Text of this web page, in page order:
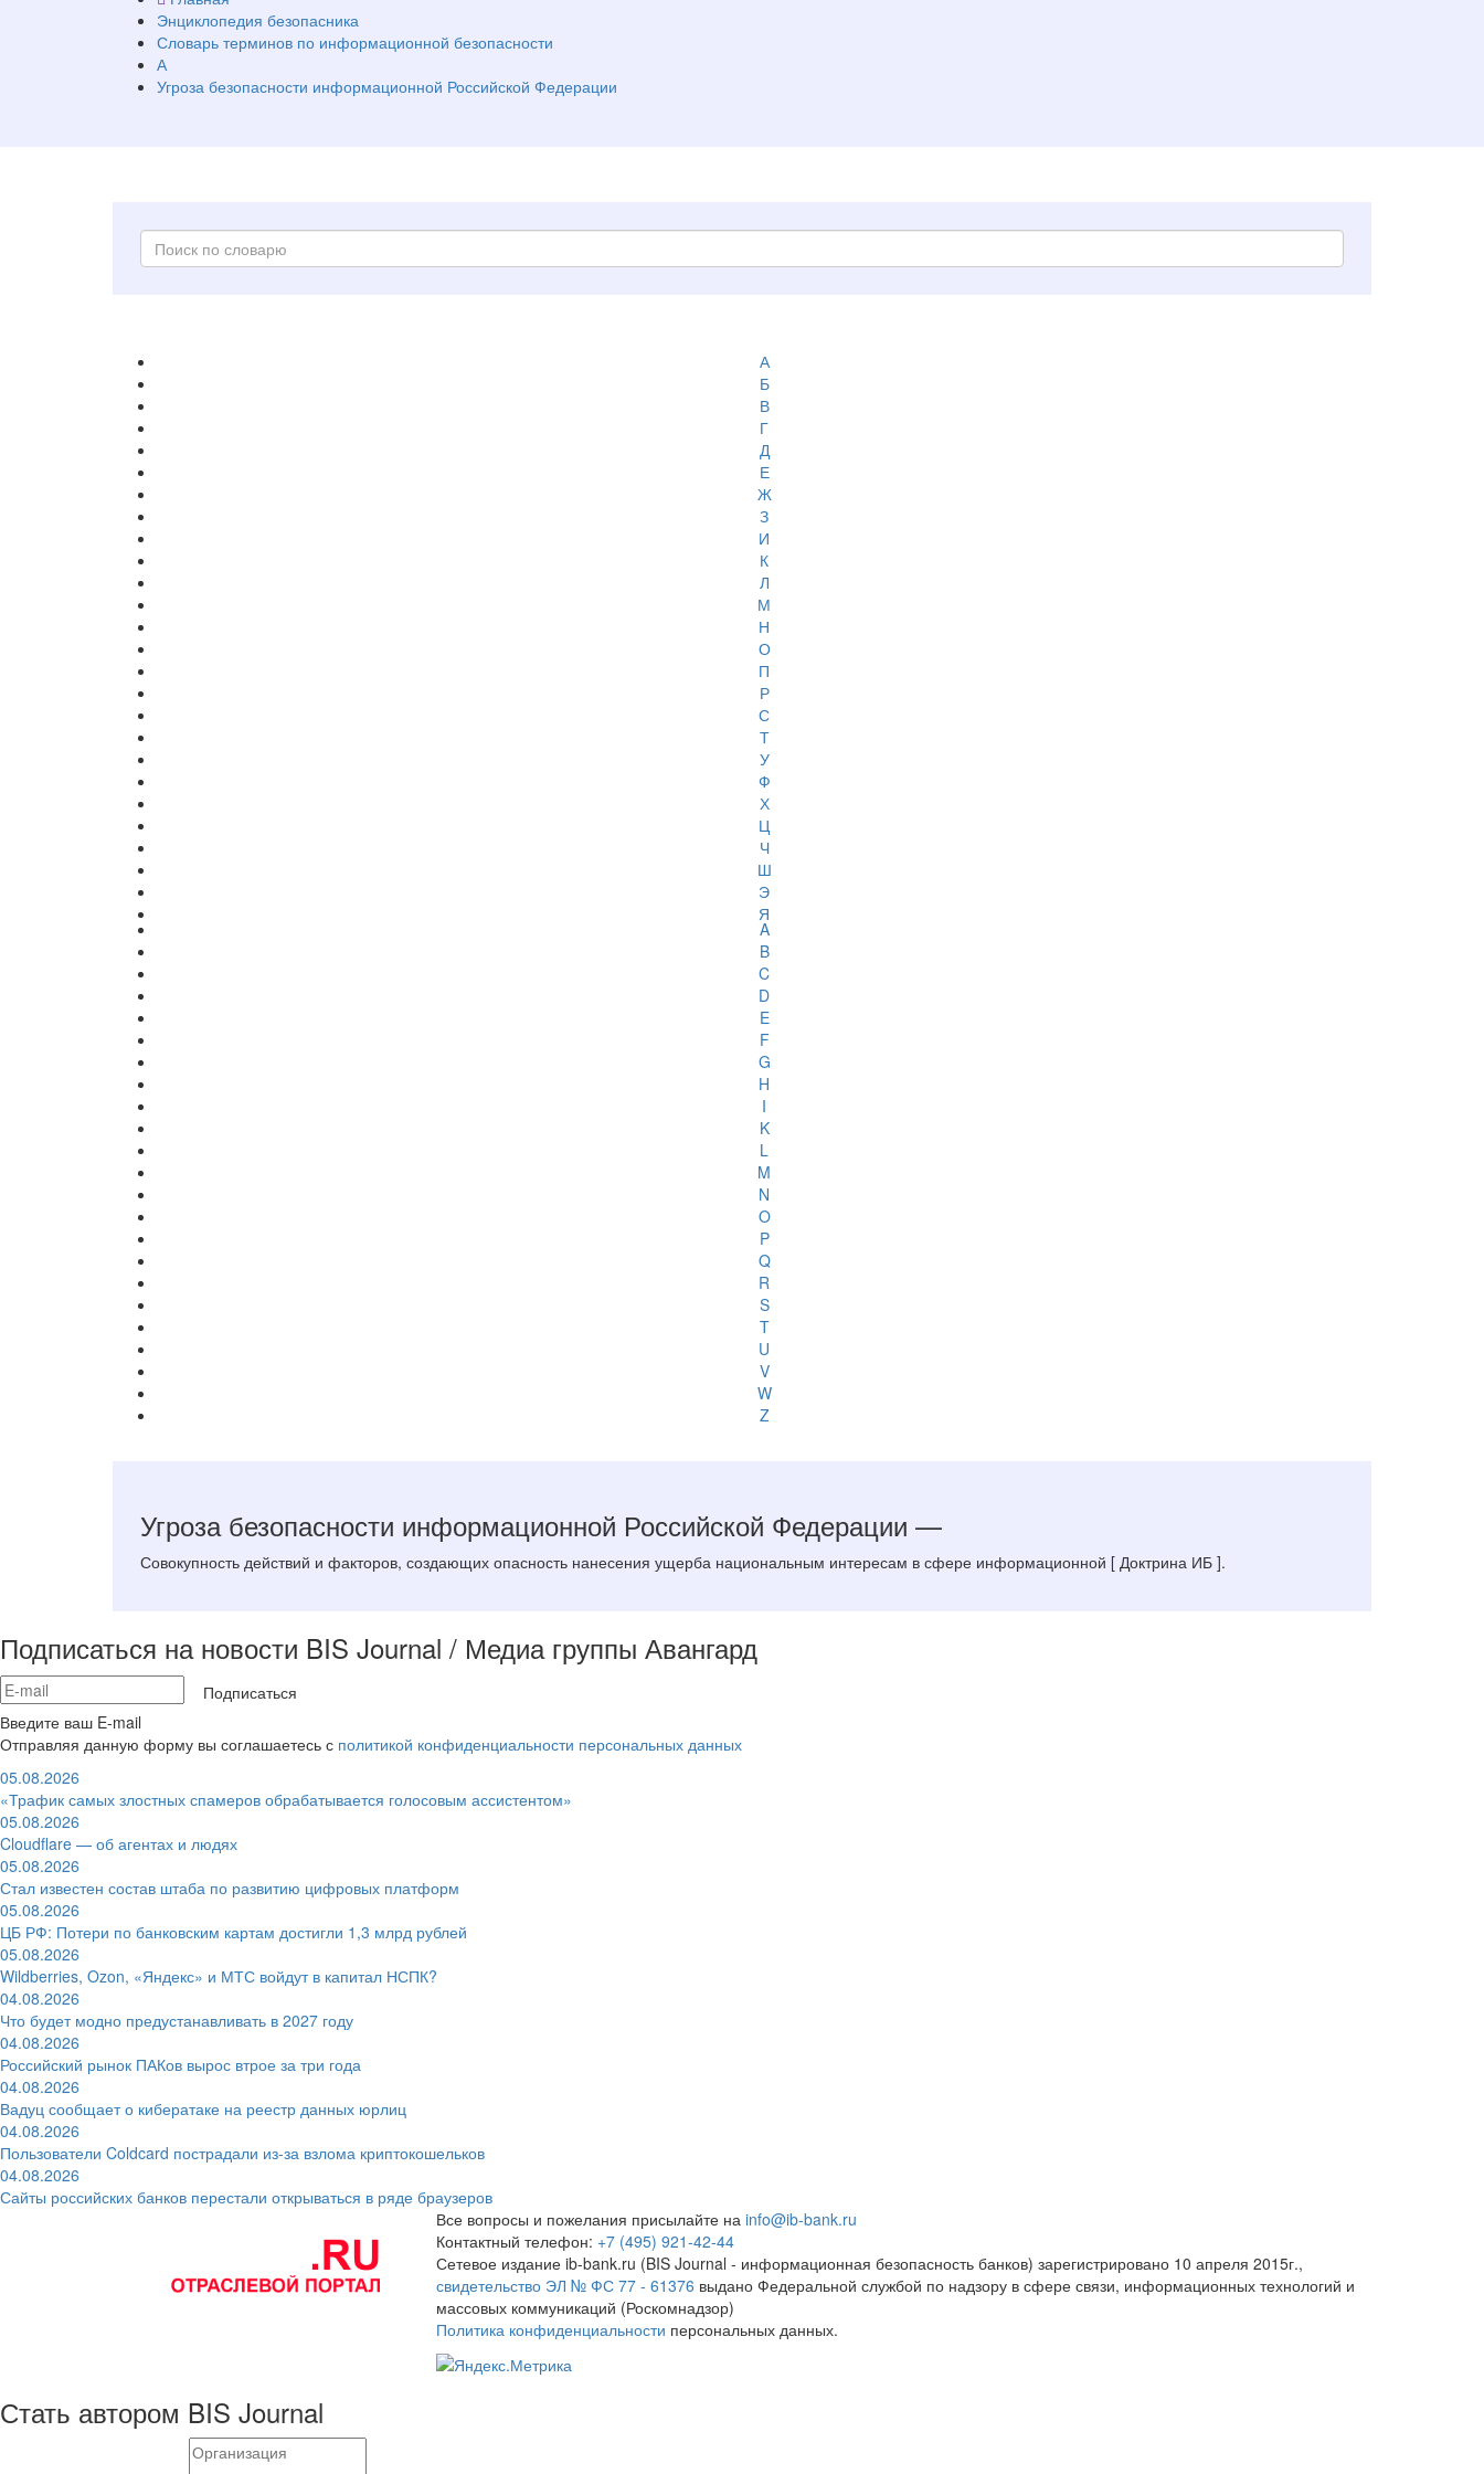
Энциклопедия безопасника
Словарь терминов по информационной безопасности
А
Угроза безопасности информационной Российской Федерации
А
Б
В
Г
Д
Е
Ж
З
И
К
Л
М
Н
О
П
Р
С
Т
У
Ф
Х
Ц
Ч
Ш
Э
Я
A
B
C
D
E
F
G
H
I
K
L
M
N
O
P
Q
R
S
T
U
V
W
Z
Угроза безопасности информационной Российской Федерации —
Совокупность действий и факторов, создающих опасность нанесения ущерба национальным интересам в сфере информационной [ Доктрина ИБ ].
Подписаться на новости BIS Journal / Медиа группы Авангард
Подписаться
Введите ваш E-mail
Отправляя данную форму вы соглашаетесь с политикой конфиденциальности персональных данных
05.08.2026
«Трафик самых злостных спамеров обрабатывается голосовым ассистентом»
05.08.2026
Cloudflare — об агентах и людях
05.08.2026
Стал известен состав штаба по развитию цифровых платформ
05.08.2026
ЦБ РФ: Потери по банковским картам достигли 1,3 млрд рублей
05.08.2026
Wildberries, Ozon, «Яндекс» и МТС войдут в капитал НСПК?
04.08.2026
Что будет модно предустанавливать в 2027 году
04.08.2026
Российский рынок ПАКов вырос втрое за три года
04.08.2026
Вадуц сообщает о кибератаке на реестр данных юрлиц
04.08.2026
Пользователи Coldcard пострадали из-за взлома криптокошельков
04.08.2026
Сайты российских банков перестали открываться в ряде браузеров
Все вопросы и пожелания присылайте на info@ib-bank.ru
Контактный телефон: +7 (495) 921-42-44
Сетевое издание ib-bank.ru (BIS Journal - информационная безопасность банков) зарегистрировано 10 апреля 2015г.,
свидетельство ЭЛ № ФС 77 - 61376 выдано Федеральной службой по надзору в сфере связи, информационных технологий и
массовых коммуникаций (Роскомнадзор)
Политика конфиденциальности персональных данных.
Стать автором BIS Journal